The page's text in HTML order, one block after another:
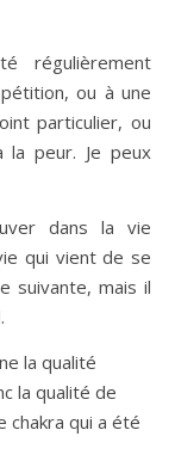
régulièrement
ou à une
particulier, ou
la peur. Je peux
dans la vie
qui vient de se
suivante, mais il
la qualité
la qualité de
chakra qui a été